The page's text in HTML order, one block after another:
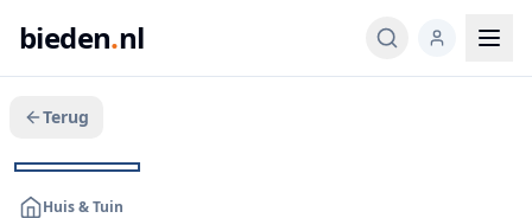
bieden.nl
Terug
Veeg voor meer
Huis & Tuin